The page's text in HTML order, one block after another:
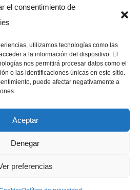
el consentimiento de
utilizamos tecnologías como las
a la información del dispositivo. El
nos permitirá procesar datos como el
o las identificaciones únicas en este sitio.
puede afectar negativamente a
Aceptar
Denegar
preferencias© 2023 | Todos los